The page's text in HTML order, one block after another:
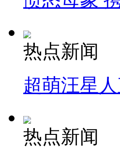
热点新闻
超萌汪星
热点新闻